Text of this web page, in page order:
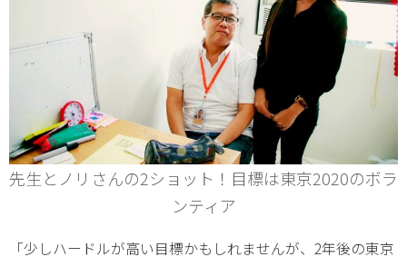
先生とノリさんの2ショット！目標は東京2020のボラ
ンティア
「少しハードルが高い目標かもしれませんが、2年後の東京